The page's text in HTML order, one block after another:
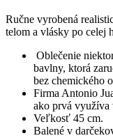
Ručne vyrobená
telom a vlásky po celej
Oblečenie
bavlny, ktorá
bez chemického
Firma Antonio
ako prvá využíva
Veľkosť 45 cm.
Balené v